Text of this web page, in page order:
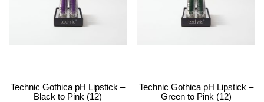
Technic Gothica pH Lipstick –
Black to Pink (12)
Technic Gothica pH Lipstick –
Green to Pink (12)